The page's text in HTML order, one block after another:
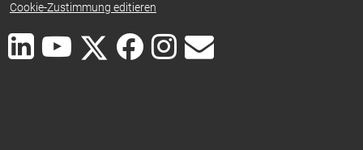
Cookie-Zustimmung editieren